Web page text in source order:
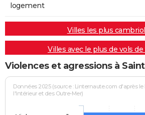
logement
Villes les plus
Villes avec le plus de vols
Violences et agressions à
Données 2025 (source : Linternaute.com d'après
l'Intérieur et des Outre-Mer)